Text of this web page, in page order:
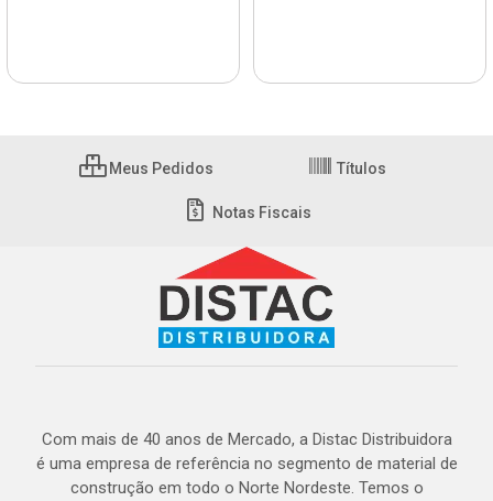
Meus Pedidos Títulos
Notas Fiscais
Com mais de 40 anos de Mercado, a Distac Distribuidora
é uma empresa de referência no segmento de material de
construção em todo o Norte Nordeste. Temos o